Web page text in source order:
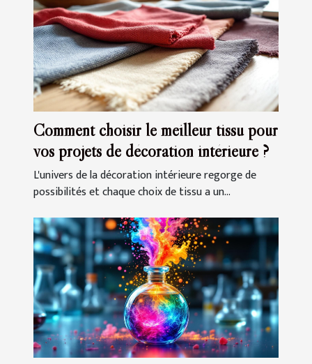
Comment choisir le meilleur tissu pour
vos projets de décoration intérieure ?
L'univers de la décoration intérieure regorge de
possibilités et chaque choix de tissu a un...